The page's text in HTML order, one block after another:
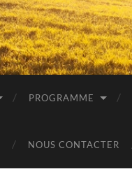
PROGRAMME
NOUS CONTACTER